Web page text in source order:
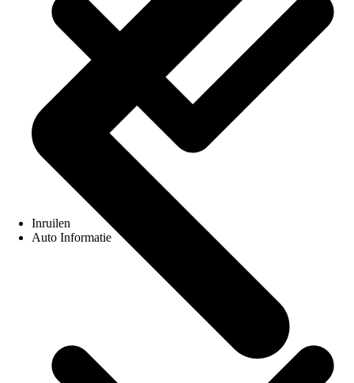
Inruilen
Auto Informatie